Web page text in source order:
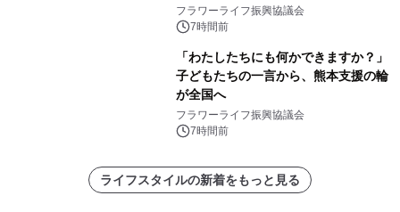
フラワーライフ振興協議会
7時間前
「わたしたちにも何かできますか？」
子どもたちの一言から、熊本支援の輪
が全国へ
フラワーライフ振興協議会
7時間前
ライフスタイルの新着をもっと見る